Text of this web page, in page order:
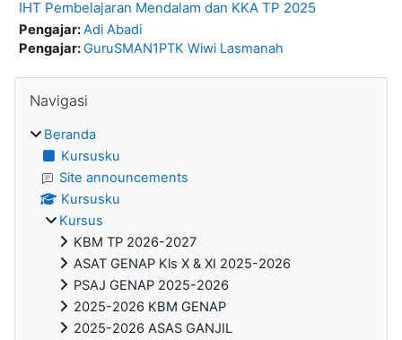
IHT Pembelajaran Mendalam dan KKA TP 2025
Pengajar:Adi Abadi
Pengajar:GuruSMAN1PTK Wiwi Lasmanah
Blok
Navigasi
Beranda
Kursusku
Site announcements
Kursusku
Kursus
KBM TP 2026-2027
ASAT GENAP Kls X & XI 2025-2026
PSAJ GENAP 2025-2026
2025-2026 KBM GENAP
2025-2026 ASAS GANJIL